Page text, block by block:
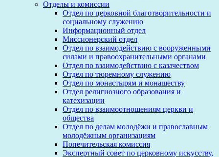
Отделы и комиссии
Отдел по церковной благотворительности и
социальному служению
Информационный отдел
Миссионерский отдел
Отдел по взаимодействию с вооруженными
силами и правоохранительными органами
Отдел по взаимодействию с казачеством
Отдел по тюремному служению
Отдел по монастырям и монашеству
Отдел религиозного образования и
катехизации
Отдел по взаимоотношениям церкви и
общества
Отдел по делам молодёжи и православным
молодёжным организациям
Попечительская комиссия
Экспертный совет по церковному искусству,